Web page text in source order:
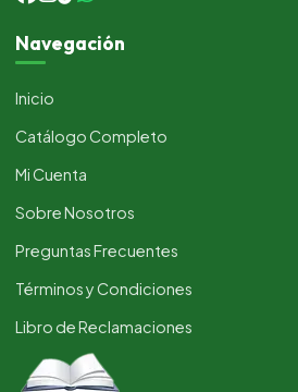
Navegación
Inicio
Catálogo Completo
Mi Cuenta
Sobre Nosotros
Preguntas Frecuentes
Términos y Condiciones
Libro de Reclamaciones